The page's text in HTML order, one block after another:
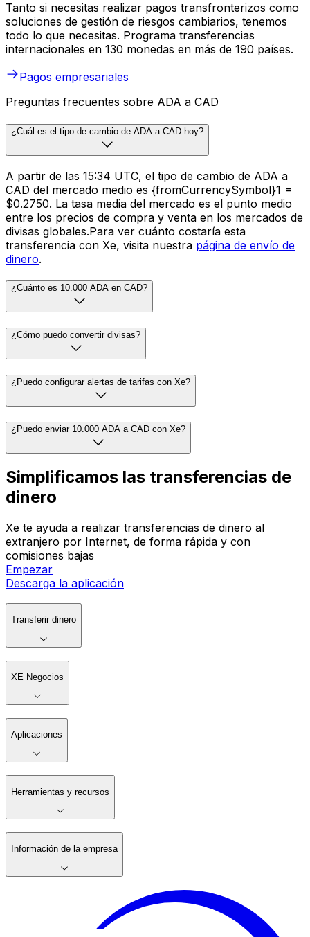
Tanto si necesitas realizar pagos transfronterizos como
soluciones de gestión de riesgos cambiarios, tenemos
todo lo que necesitas. Programa transferencias
internacionales en 130 monedas en más de 190 países.
Pagos empresariales
Preguntas frecuentes sobre ADA a CAD
¿Cuál es el tipo de cambio de ADA a CAD hoy?
A partir de las 15:34 UTC, el tipo de cambio de ADA a
CAD del mercado medio es {fromCurrencySymbol}1 =
$0.2750. La tasa media del mercado es el punto medio
entre los precios de compra y venta en los mercados de
divisas globales.Para ver cuánto costaría esta
transferencia con Xe, visita nuestra página de envío de
dinero.
¿Cuánto es 10.000 ADA en CAD?
¿Cómo puedo convertir divisas?
¿Puedo configurar alertas de tarifas con Xe?
¿Puedo enviar 10.000 ADA a CAD con Xe?
Simplificamos las transferencias de
dinero
Xe te ayuda a realizar transferencias de dinero al
extranjero por Internet, de forma rápida y con
comisiones bajas
Empezar
Descarga la aplicación
Transferir dinero
XE Negocios
Aplicaciones
Herramientas y recursos
Información de la empresa